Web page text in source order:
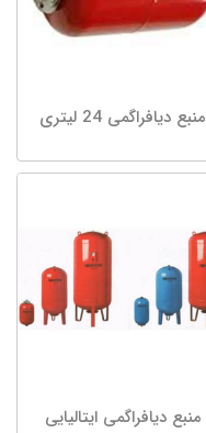
منبع دیافراگمی 24 لیتری
منبع دیافراگمی ایتالیایی